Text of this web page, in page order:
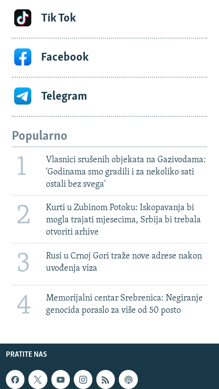
Tik Tok
Facebook
Telegram
Popularno
1
Vlasnici srušenih objekata na Gazivodama:
'Godinama smo gradili i za nekoliko sati
ostali bez svega'
2
Kurti u Zubinom Potoku: Iskopavanja bi
mogla trajati mjesecima, Srbija bi trebala
otvoriti arhive
3
Rusi u Crnoj Gori traže nove adrese nakon
uvođenja viza
4
Memorijalni centar Srebrenica: Negiranje
genocida poraslo za više od 50 posto
PRATITE NAS